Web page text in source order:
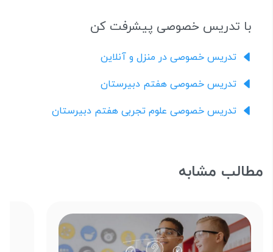
با تدریس خصوصی پیشرفت کن
تدریس خصوصی در منزل و آنلاین
تدریس خصوصی هفتم دبیرستان
تدریس خصوصی علوم تجربی هفتم دبیرستان
مطالب مشابه